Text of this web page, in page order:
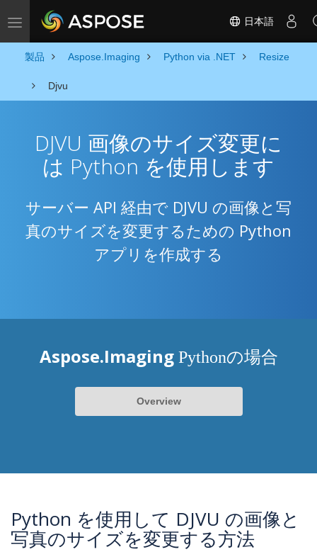
Toggle navigation 日本語
製品 Aspose.Imaging Python via .NET Resize
Djvu
DJVU 画像のサイズ変更に
は Python を使用します
サーバー API 経由で DJVU の画像と写
真のサイズを変更するための Python
アプリを作成する
Aspose.Imaging Pythonの場合
Overview
Python を使用して DJVU の画像と
写真のサイズを変更する方法